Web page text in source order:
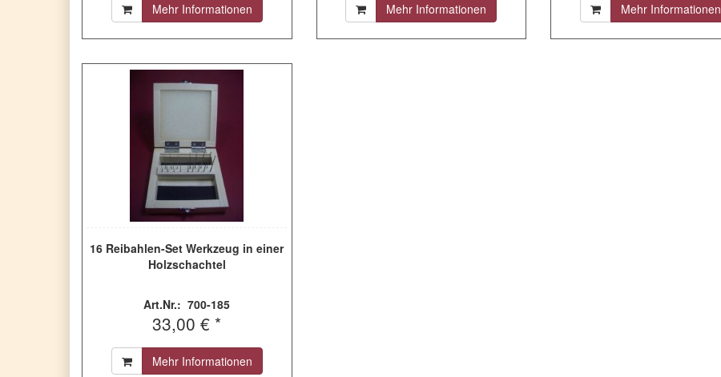
Mehr Informationen Mehr Informationen Mehr Informationen
16 Reibahlen-Set Werkzeug in einer
Holzschachtel
Art.Nr.: 700-185
33,00 € *
Mehr Informationen